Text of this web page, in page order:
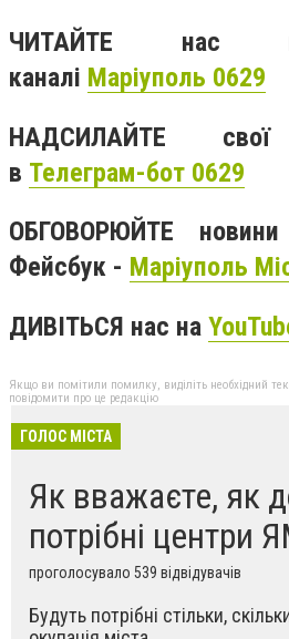
ЧИТАЙТЕ нас
каналі Маріуполь 0629
НАДСИЛАЙТЕ свої
в Телеграм-бот 0629
ОБГОВОРЮЙТЕ
Фейсбук - Маріуполь
ДИВІТЬСЯ нас на
Якщо ви помітили помилку, виділіть необхідний
повідомити про це редакцію
ГОЛОС МІСТА
Як вважаєте, як
потрібні центри
проголосувало 539 відвідувачів
Будуть потрібні стільки,